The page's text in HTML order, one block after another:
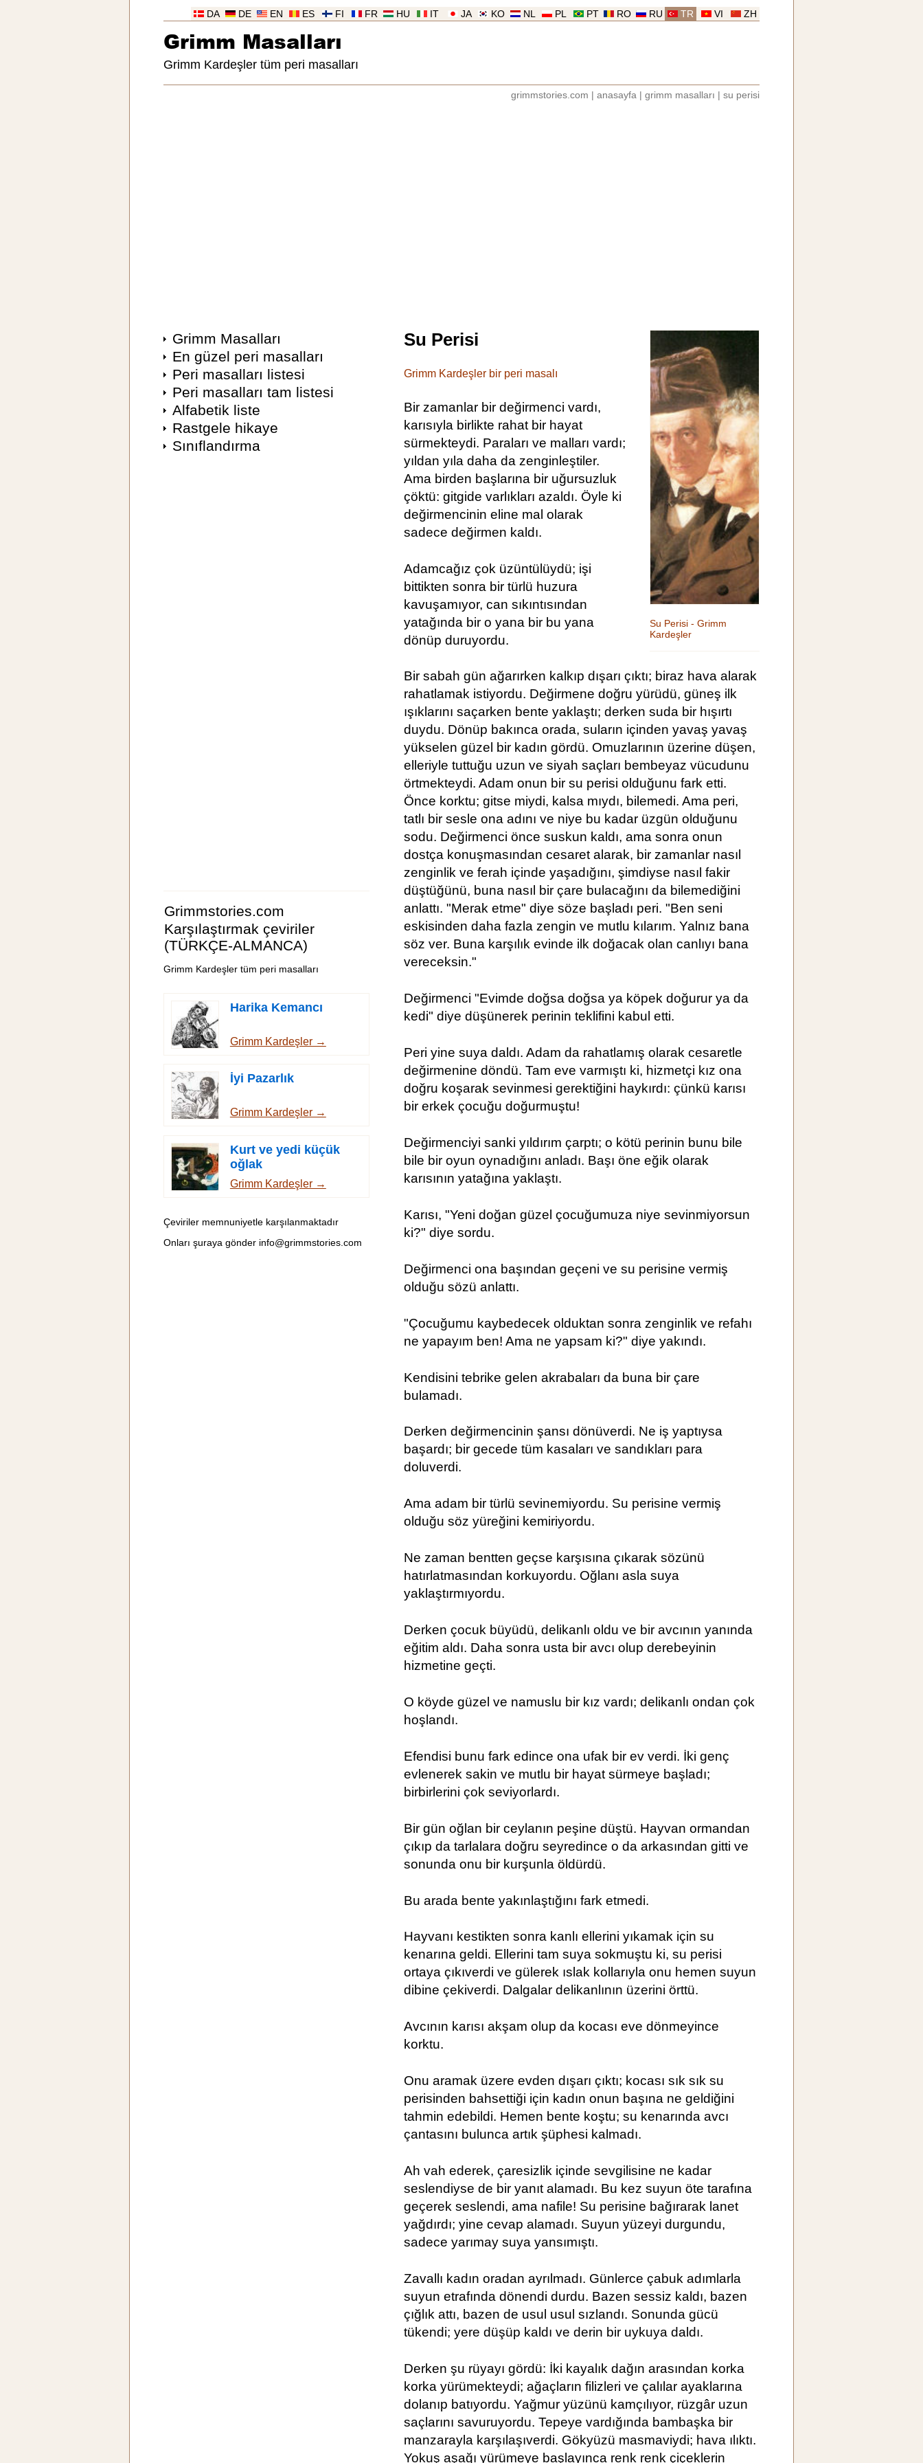
ZH
VI
TR
RU
RO
PT
PL
NL
KO
JA
IT
HU
FR
FI
ES
EN
DE
DA
Grimm Masalları
Grimm Kardeşler tüm peri masalları
grimmstories.com anasayfa grimm masalları su perisi
Grimm Masalları
En güzel peri masalları
Peri masalları listesi
Peri masalları tam listesi
Alfabetik liste
Rastgele hikaye
Sınıflandırma
Grimmstories.com
Karşılaştırmak çeviriler
(TÜRKÇE-ALMANCA)
Grimm Kardeşler tüm peri masalları
Harika Kemancı
Grimm Kardeşler →
İyi Pazarlık
Grimm Kardeşler →
Kurt ve yedi küçük
oğlak
Grimm Kardeşler →
Çeviriler memnuniyetle karşılanmaktadır
Onları şuraya gönder info@grimmstories.com
Su Perisi - Grimm
Kardeşler
Su Perisi
Grimm Kardeşler bir peri masalı
Bir zamanlar bir değirmenci vardı,
karısıyla birlikte rahat bir hayat
sürmekteydi. Paraları ve malları vardı;
yıldan yıla daha da zenginleştiler.
Ama birden başlarına bir uğursuzluk
çöktü: gitgide varlıkları azaldı. Öyle ki
değirmencinin eline mal olarak
sadece değirmen kaldı.
Adamcağız çok üzüntülüydü; işi
bittikten sonra bir türlü huzura
kavuşamıyor, can sıkıntısından
yatağında bir o yana bir bu yana
dönüp duruyordu.
Bir sabah gün ağarırken kalkıp dışarı çıktı; biraz hava alarak
rahatlamak istiyordu. Değirmene doğru yürüdü, güneş ilk
ışıklarını saçarken bente yaklaştı; derken suda bir hışırtı
duydu. Dönüp bakınca orada, suların içinden yavaş yavaş
yükselen güzel bir kadın gördü. Omuzlarının üzerine düşen,
elleriyle tuttuğu uzun ve siyah saçları bembeyaz vücudunu
örtmekteydi. Adam onun bir su perisi olduğunu fark etti.
Önce korktu; gitse miydi, kalsa mıydı, bilemedi. Ama peri,
tatlı bir sesle ona adını ve niye bu kadar üzgün olduğunu
sodu. Değirmenci önce suskun kaldı, ama sonra onun
dostça konuşmasından cesaret alarak, bir zamanlar nasıl
zenginlik ve ferah içinde yaşadığını, şimdiyse nasıl fakir
düştüğünü, buna nasıl bir çare bulacağını da bilemediğini
anlattı. "Merak etme" diye söze başladı peri. "Ben seni
eskisinden daha fazla zengin ve mutlu kılarım. Yalnız bana
söz ver. Buna karşılık evinde ilk doğacak olan canlıyı bana
vereceksin."
Değirmenci "Evimde doğsa doğsa ya köpek doğurur ya da
kedi" diye düşünerek perinin teklifini kabul etti.
Peri yine suya daldı. Adam da rahatlamış olarak cesaretle
değirmenine döndü. Tam eve varmıştı ki, hizmetçi kız ona
doğru koşarak sevinmesi gerektiğini haykırdı: çünkü karısı
bir erkek çocuğu doğurmuştu!
Değirmenciyi sanki yıldırım çarptı; o kötü perinin bunu bile
bile bir oyun oynadığını anladı. Başı öne eğik olarak
karısının yatağına yaklaştı.
Karısı, "Yeni doğan güzel çocuğumuza niye sevinmiyorsun
ki?" diye sordu.
Değirmenci ona başından geçeni ve su perisine vermiş
olduğu sözü anlattı.
"Çocuğumu kaybedecek olduktan sonra zenginlik ve refahı
ne yapayım ben! Ama ne yapsam ki?" diye yakındı.
Kendisini tebrike gelen akrabaları da buna bir çare
bulamadı.
Derken değirmencinin şansı dönüverdi. Ne iş yaptıysa
başardı; bir gecede tüm kasaları ve sandıkları para
doluverdi.
Ama adam bir türlü sevinemiyordu. Su perisine vermiş
olduğu söz yüreğini kemiriyordu.
Ne zaman bentten geçse karşısına çıkarak sözünü
hatırlatmasından korkuyordu. Oğlanı asla suya
yaklaştırmıyordu.
Derken çocuk büyüdü, delikanlı oldu ve bir avcının yanında
eğitim aldı. Daha sonra usta bir avcı olup derebeyinin
hizmetine geçti.
O köyde güzel ve namuslu bir kız vardı; delikanlı ondan çok
hoşlandı.
Efendisi bunu fark edince ona ufak bir ev verdi. İki genç
evlenerek sakin ve mutlu bir hayat sürmeye başladı;
birbirlerini çok seviyorlardı.
Bir gün oğlan bir ceylanın peşine düştü. Hayvan ormandan
çıkıp da tarlalara doğru seyredince o da arkasından gitti ve
sonunda onu bir kurşunla öldürdü.
Bu arada bente yakınlaştığını fark etmedi.
Hayvanı kestikten sonra kanlı ellerini yıkamak için su
kenarına geldi. Ellerini tam suya sokmuştu ki, su perisi
ortaya çıkıverdi ve gülerek ıslak kollarıyla onu hemen suyun
dibine çekiverdi. Dalgalar delikanlının üzerini örttü.
Avcının karısı akşam olup da kocası eve dönmeyince
korktu.
Onu aramak üzere evden dışarı çıktı; kocası sık sık su
perisinden bahsettiği için kadın onun başına ne geldiğini
tahmin edebildi. Hemen bente koştu; su kenarında avcı
çantasını bulunca artık şüphesi kalmadı.
Ah vah ederek, çaresizlik içinde sevgilisine ne kadar
seslendiyse de bir yanıt alamadı. Bu kez suyun öte tarafına
geçerek seslendi, ama nafile! Su perisine bağırarak lanet
yağdırdı; yine cevap alamadı. Suyun yüzeyi durgundu,
sadece yarımay suya yansımıştı.
Zavallı kadın oradan ayrılmadı. Günlerce çabuk adımlarla
suyun etrafında dönendi durdu. Bazen sessiz kaldı, bazen
çığlık attı, bazen de usul usul sızlandı. Sonunda gücü
tükendi; yere düşüp kaldı ve derin bir uykuya daldı.
Derken şu rüyayı gördü: İki kayalık dağın arasından korka
korka yürümekteydi; ağaçların filizleri ve çalılar ayaklarına
dolanıp batıyordu. Yağmur yüzünü kamçılıyor, rüzgâr uzun
saçlarını savuruyordu. Tepeye vardığında bambaşka bir
manzarayla karşılaşıverdi. Gökyüzü masmaviydi; hava ılıktı.
Yokuş aşağı yürümeye başlayınca renk renk çiçeklerin